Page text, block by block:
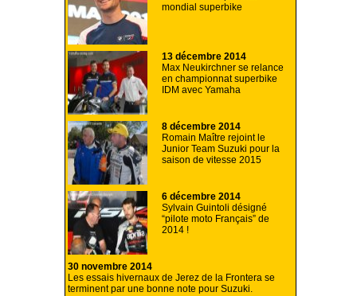
mondial superbike
13 décembre 2014
Max Neukirchner se relance
en championnat superbike
IDM avec Yamaha
8 décembre 2014
Romain Maître rejoint le
Junior Team Suzuki pour la
saison de vitesse 2015
6 décembre 2014
Sylvain Guintoli désigné
“pilote moto Français” de
2014 !
30 novembre 2014
Les essais hivernaux de Jerez de la Frontera se
terminent par une bonne note pour Suzuki.